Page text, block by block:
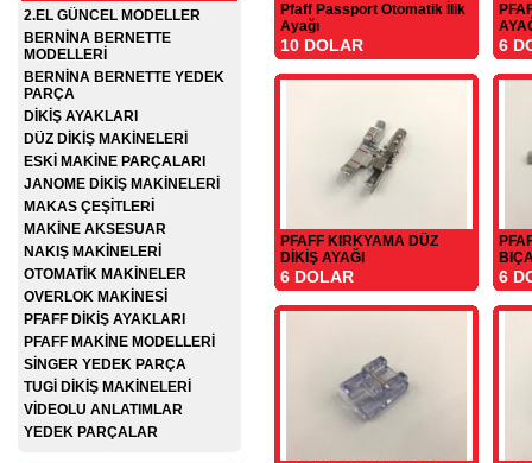
2.EL GÜNCEL MODELLER
BERNİNA BERNETTE
MODELLERİ
BERNİNA BERNETTE YEDEK
PARÇA
DİKİŞ AYAKLARI
DÜZ DİKİŞ MAKİNELERİ
ESKİ MAKİNE PARÇALARI
JANOME DİKİŞ MAKİNELERİ
MAKAS ÇEŞİTLERİ
MAKİNE AKSESUAR
NAKIŞ MAKİNELERİ
OTOMATİK MAKİNELER
OVERLOK MAKİNESİ
PFAFF DİKİŞ AYAKLARI
PFAFF MAKİNE MODELLERİ
SİNGER YEDEK PARÇA
TUGİ DİKİŞ MAKİNELERİ
VİDEOLU ANLATIMLAR
YEDEK PARÇALAR
Pfaff Passport Otomatik İlik
Ayağı
10 DOLAR 6
PFAFF KIRKYAMA DÜZ
DİKİŞ AYAĞI
6 DOLAR 6